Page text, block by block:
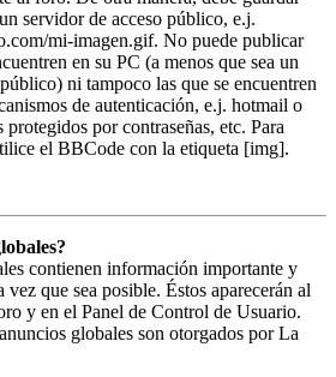
servidor de acceso público, e.j.
mi-imagen.gif. No puede publicar
en su PC (a menos que sea un
ni tampoco las que se encuentren
de autenticación, e.j. hotmail o
por contraseñas, etc. Para
el BBCode con la etiqueta [img].
contienen información importante y
vez que sea posible. Éstos aparecerán al
y en el Panel de Control de Usuario.
globales son otorgados por La